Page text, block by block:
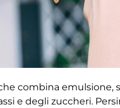
combina emulsione,
e degli zuccheri.